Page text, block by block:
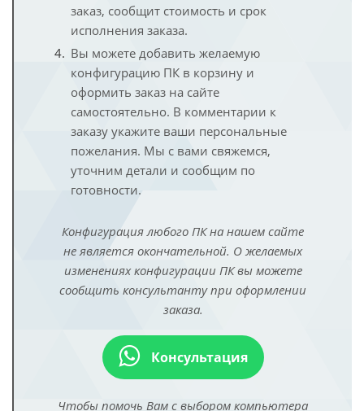
заказ, сообщит стоимость и срок
исполнения заказа.
Вы можете добавить желаемую
конфигурацию ПК в корзину и
оформить заказ на сайте
самостоятельно. В комментарии к
заказу укажите ваши персональные
пожелания. Мы с вами свяжемся,
уточним детали и сообщим по
готовности.
Конфигурация любого ПК на нашем сайте
не является окончательной. О желаемых
изменениях конфигурации ПК вы можете
сообщить консультанту при оформлении
заказа.
Консультация
Чтобы помочь Вам с выбором компьютера